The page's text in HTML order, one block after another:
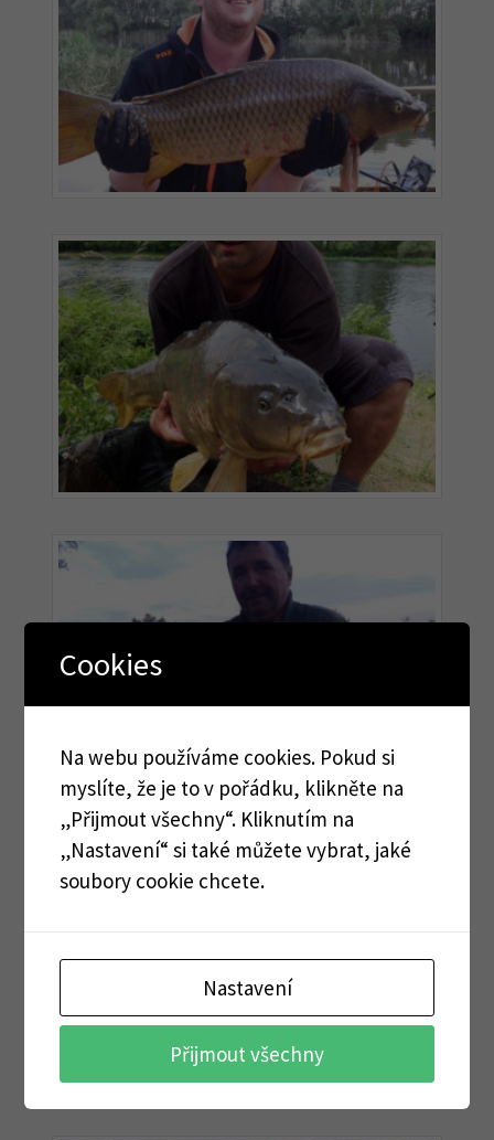
Cookies
Na webu používáme cookies. Pokud si
myslíte, že je to v pořádku, klikněte na
„Přijmout všechny“. Kliknutím na
„Nastavení“ si také můžete vybrat, jaké
soubory cookie chcete.
Nastavení
Přijmout všechny